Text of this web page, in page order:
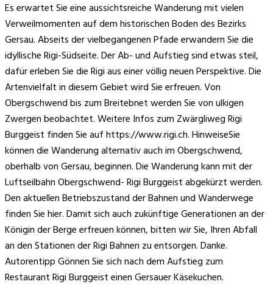
Es erwartet Sie eine aussichtsreiche Wanderung mit vielen
Verweilmomenten auf dem historischen Boden des Bezirks
Gersau. Abseits der vielbegangenen Pfade erwandern Sie die
idyllische Rigi-Südseite. Der Ab- und Aufstieg sind etwas steil,
dafür erleben Sie die Rigi aus einer völlig neuen Perspektive. Die
Artenvielfalt in diesem Gebiet wird Sie erfreuen. Von
Obergschwend bis zum Breitebnet werden Sie von ulkigen
Zwergen beobachtet. Weitere Infos zum Zwärgliweg Rigi
Burggeist finden Sie auf https://www.rigi.ch. HinweiseSie
können die Wanderung alternativ auch im Obergschwend,
oberhalb von Gersau, beginnen. Die Wanderung kann mit der
Luftseilbahn Obergschwend- Rigi Burggeist abgekürzt werden.
Den aktuellen Betriebszustand der Bahnen und Wanderwege
finden Sie hier. Damit sich auch zukünftige Generationen an der
Königin der Berge erfreuen können, bitten wir Sie, Ihren Abfall
an den Stationen der Rigi Bahnen zu entsorgen. Danke.
Autorentipp Gönnen Sie sich nach dem Aufstieg zum
Restaurant Rigi Burggeist einen Gersauer Käsekuchen.